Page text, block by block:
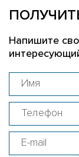
Напишите